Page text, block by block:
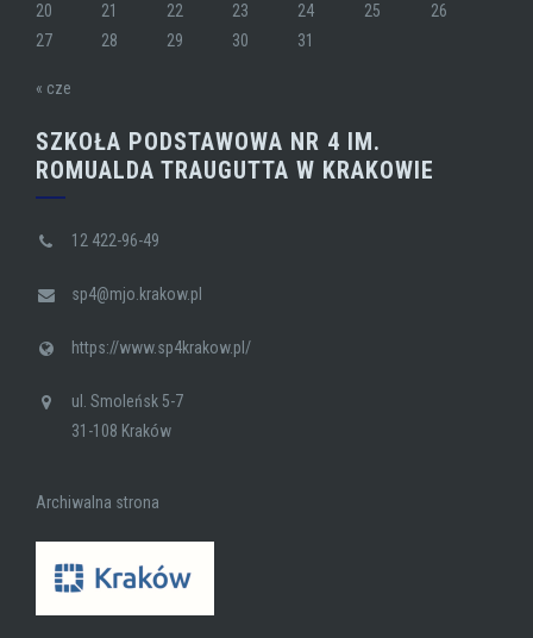
20
21 22 23 24 25
26
27
28 29 30 31
« cze
SZKOŁA PODSTAWOWA NR 4 IM.
ROMUALDA TRAUGUTTA W KRAKOWIE
12 422-96-49
sp4@mjo.krakow.pl
https://www.sp4krakow.pl/
ul. Smoleńsk 5-7
31-108 Kraków
Archiwalna strona